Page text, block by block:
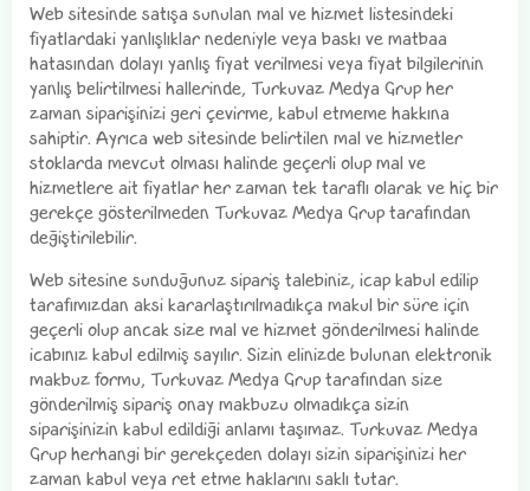
Web sitesinde satışa sunulan mal ve hizmet listesindeki
fiyatlardaki yanlışlıklar nedeniyle veya baskı ve matbaa
hatasından dolayı yanlış fiyat verilmesi veya fiyat bilgilerinin
yanlış belirtilmesi hallerinde, Turkuvaz Medya Grup her
zaman siparişinizi geri çevirme, kabul etmeme hakkına
sahiptir. Ayrıca web sitesinde belirtilen mal ve hizmetler
stoklarda mevcut olması halinde geçerli olup mal ve
hizmetlere ait fiyatlar her zaman tek taraflı olarak ve hiç bir
gerekçe gösterilmeden Turkuvaz Medya Grup tarafından
değiştirilebilir.
Web sitesine sunduğunuz sipariş talebiniz, icap kabul edilip
tarafımızdan aksi kararlaştırılmadıkça makul bir süre için
geçerli olup ancak size mal ve hizmet gönderilmesi halinde
icabınız kabul edilmiş sayılır. Sizin elinizde bulunan elektronik
makbuz formu, Turkuvaz Medya Grup tarafından size
gönderilmiş sipariş onay makbuzu olmadıkça sizin
siparişinizin kabul edildiği anlamı taşımaz. Turkuvaz Medya
Grup herhangi bir gerekçeden dolayı sizin siparişinizi her
zaman kabul veya ret etme haklarını saklı tutar.